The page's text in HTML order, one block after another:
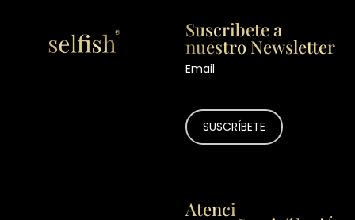
Suscribete a
nuestro Newsletter
Email
Atención